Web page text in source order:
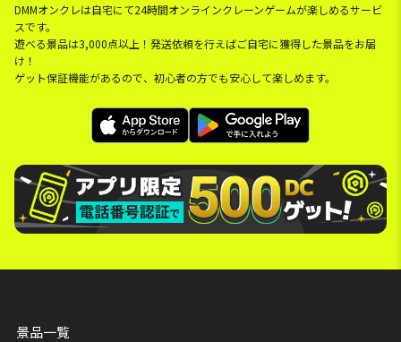
DMMオンクレは自宅にて24時間オンラインクレーンゲームが楽しめるサービ
スです。
遊べる景品は3,000点以上！発送依頼を行えばご自宅に獲得した景品をお届
け！
ゲット保証機能があるので、初心者の方でも安心して楽しめます。
景品一覧